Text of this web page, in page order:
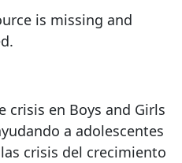
is missing and
crisis en Boys and Girls
a adolescentes
crisis del crecimiento